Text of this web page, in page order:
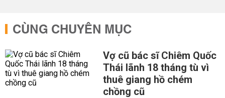
CÙNG CHUYÊN MỤC
Vợ cũ bác sĩ Chiêm Quốc
Thái lãnh 18 tháng tù vì
thuê giang hồ chém
chồng cũ